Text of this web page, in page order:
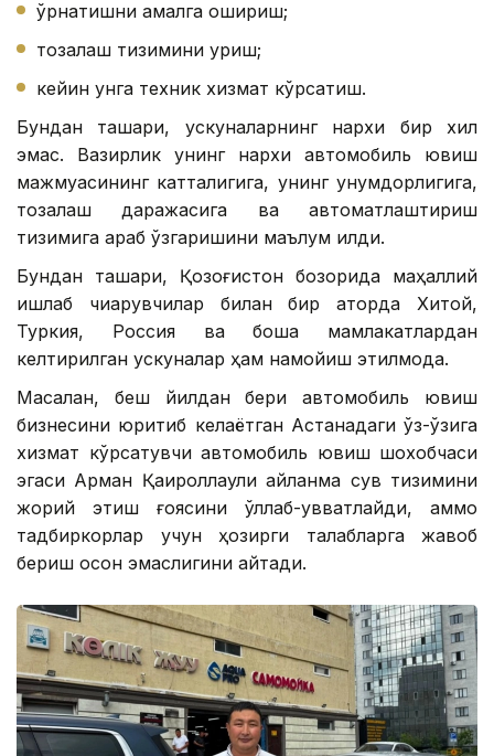
ўрнатишни амалга ошириш;
тозалаш тизимини қуриш;
кейин унга техник хизмат кўрсатиш.
Бундан ташқари, ускуналарнинг нархи бир хил
эмас. Вазирлик унинг нархи автомобиль ювиш
мажмуасининг катталигига, унинг унумдорлигига,
тозалаш даражасига ва автоматлаштириш
тизимига қараб ўзгаришини маълум қилди.
Бундан ташқари, Қозоғистон бозорида маҳаллий
ишлаб чиқарувчилар билан бир қаторда Хитой,
Туркия, Россия ва бошқа мамлакатлардан
келтирилган ускуналар ҳам намойиш этилмоқда.
Масалан, беш йилдан бери автомобиль ювиш
бизнесини юритиб келаётган Астанадаги ўз-ўзига
хизмат кўрсатувчи автомобиль ювиш шохобчаси
эгаси Арман Қаироллаули айланма сув тизимини
жорий этиш ғоясини қўллаб-қувватлайди, аммо
тадбиркорлар учун ҳозирги талабларга жавоб
бериш осон эмаслигини айтади.